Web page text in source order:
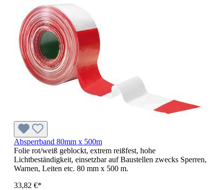
Absperrband 80mm x 500m
Folie rot/weiß geblockt, extrem reißfest, hohe
Lichtbeständigkeit, einsetzbar auf Baustellen zwecks Sperren,
Warnen, Leiten etc. 80 mm x 500 m.
33,82 €*